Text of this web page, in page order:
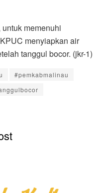
memenuhi
menyiapkan air
tanggul bocor. (jkr-1)
#pemkabmalinau